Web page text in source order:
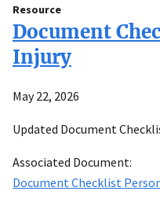
Resource
Document
Injury
May 22, 2026
Updated Document
Associated Document:
Document Checklist